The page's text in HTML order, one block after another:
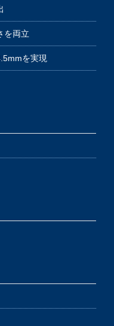
を両立
を実現